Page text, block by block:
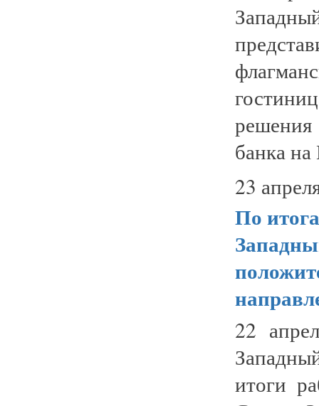
решения
банка
23
По
22
итоги